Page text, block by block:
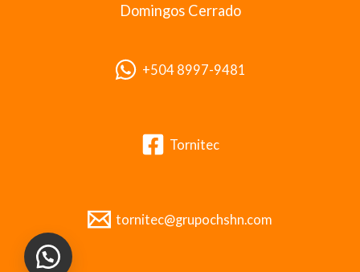
Domingos Cerrado
+504 8997-9481
Tornitec
tornitec@grupochshn.com